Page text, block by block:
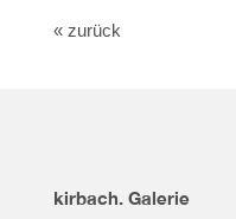
« zurück
kirbach. Galerie